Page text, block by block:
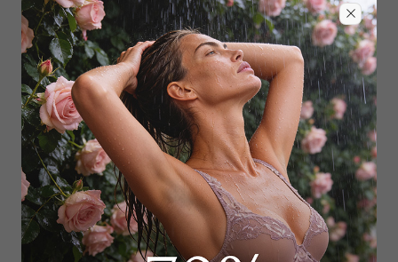
Плавки хипстер
12 000₽ 8 550₽
Брюки
22 000₽ 15 750₽